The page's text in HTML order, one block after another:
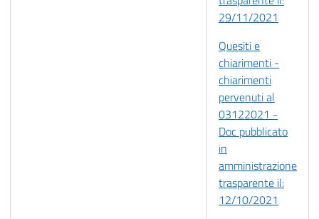
29/11/2021
Quesiti e
chiarimenti -
chiarimenti
pervenuti al
03122021 -
Doc pubblicato
in
amministrazione
trasparente il:
12/10/2021